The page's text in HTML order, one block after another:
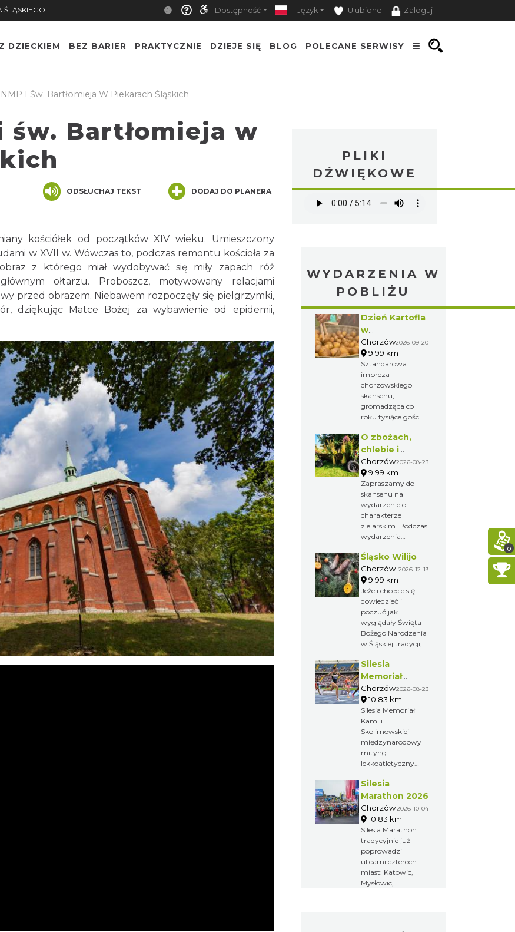
ŚLĄSKIEGO Dostępność Język Ulubione Zaloguj
Z DZIECKIEM BEZ BARIER PRAKTYCZNIE DZIEJE SIĘ BLOG POLECANE SERWISY
I Św. Bartłomieja W Piekarach Śląskich
św. Bartłomieja w
ODSŁUCHAJ TEKST DODAJ DO PLANERA
kościółek od początków XIV wieku. Umieszczony
w XVII w. Wówczas to, podczas remontu kościoła za
z którego miał wydobywać się miły zapach róż
ołtarzu. Proboszcz, motywowany relacjami
przed obrazem. Niebawem rozpoczęły się pielgrzymki,
dziękując Matce Bożej za wybawienie od epidemii,
PLIKI
DŹWIĘKOWE
WYDARZENIA W
POBLIŻU
Dzień Kartofla
w
chorzowskim
skansenie
Chorzów2026-09-20
9.99 km
Sztandarowa
impreza
chorzowskiego
skansenu,
gromadząca co
roku tysiące gości.
dawnych
obrzędów i
zwyczajów na
Górnym Śląsku.
O zbożach,
chlebie i
ziołach
Chorzów2026-08-23
9.99 km
Zapraszamy do
skansenu na
wydarzenie o
charakterze
zielarskim. Podczas
wydarzenia
pokazy prac
żniwnych i
działania młynów.
Śląsko Wilijo
Chorzów 2026-12-13
9.99 km
Jeżeli chcecie się
dowiedzieć i
poczuć jak
wyglądały Święta
Bożego Narodzenia
w Śląskiej tradycji,
do chorzowskiego
skansenu na Śląsko
Wilijo.
Silesia
Memoriał
Kamili
Skolimowskiej
Chorzów2026-08-23
10.83 km
Silesia Memoriał
Kamili
Skolimowskiej –
międzynarodowy
mityng
lekkoatletyczny
przez Fundację
Kamili
Skolimowskiej.
Zawody
poświęcone są
pamięci zmarłej w
lutym 2009 roku
Kamili
Skolimowskiej –
mistrzyni
Silesia
Marathon 2026
Chorzów2026-10-04
10.83 km
Silesia Marathon
tradycyjnie już
poprowadzi
ulicami czterech
miast: Katowic,
Mysłowic,
0